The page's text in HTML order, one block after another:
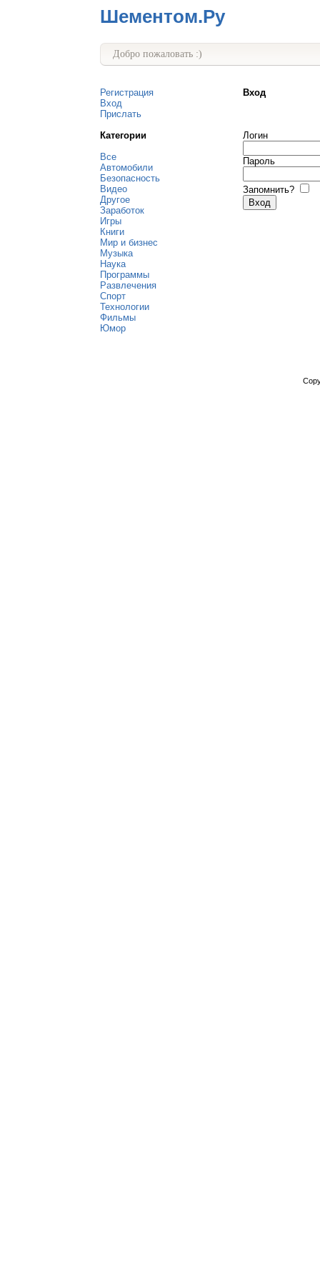
Шементом.Ру
Добро пожаловать :)
Регистрация
Вход
Прислать
Категории
Все
Автомобили
Безопасность
Видео
Другое
Заработок
Игры
Книги
Мир и бизнес
Музыка
Наука
Программы
Развлечения
Спорт
Технологии
Фильмы
Юмор
Вход
Логин
Пароль
Запомнить?